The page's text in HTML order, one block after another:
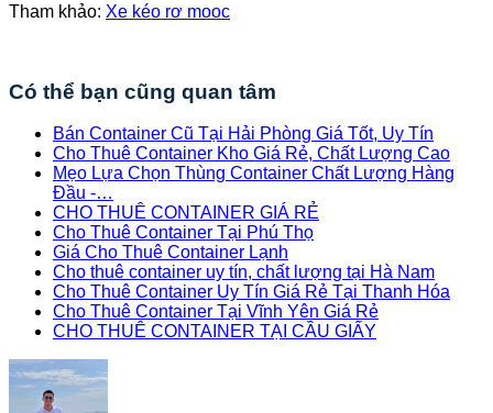
Tham khảo: Xe kéo rơ mooc
Có thể bạn cũng quan tâm
Bán Container Cũ Tại Hải Phòng Giá Tốt, Uy Tín
Cho Thuê Container Kho Giá Rẻ, Chất Lượng Cao
Mẹo Lựa Chọn Thùng Container Chất Lượng Hàng
Đầu -…
CHO THUÊ CONTAINER GIÁ RẺ
Cho Thuê Container Tại Phú Thọ
Giá Cho Thuê Container Lạnh
Cho thuê container uy tín, chất lượng tại Hà Nam
Cho Thuê Container Uy Tín Giá Rẻ Tại Thanh Hóa
Cho Thuê Container Tại Vĩnh Yên Giá Rẻ
CHO THUÊ CONTAINER TẠI CẦU GIẤY